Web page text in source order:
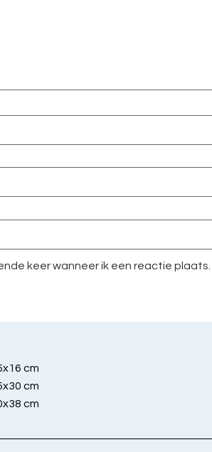
keer wanneer ik een reactie plaats.
cm
cm
cm